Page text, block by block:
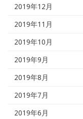
2019年12月
2019年11月
2019年10月
2019年9月
2019年8月
2019年7月
2019年6月